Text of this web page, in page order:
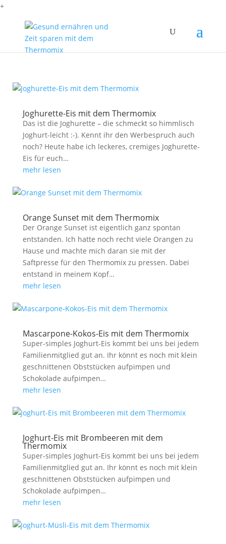
+
Joghurette-Eis mit dem Thermomix
Das ist die Joghurette – die schmeckt so himmlisch
Joghurt-leicht :-). Kennt ihr den Werbespruch auch
noch? Heute habe ich leckeres, cremiges Joghurette-
Eis für euch…
mehr lesen
Orange Sunset mit dem Thermomix
Der Orange Sunset ist eigentlich ganz spontan
entstanden. Ich hatte noch recht viele Orangen zu
Hause und machte mich daran sie mit der
Saftpresse für den Thermomix zu pressen. Dabei
entstand in meinem Kopf…
mehr lesen
Mascarpone-Kokos-Eis mit dem Thermomix
Super-simples Joghurt-Eis kommt bei uns bei jedem
Familienmitglied gut an. Ihr könnt es noch mit klein
geschnittenen Obststücken aufpimpen und
Schokolade aufpimpen…
mehr lesen
Joghurt-Eis mit Brombeeren mit dem
Thermomix
Super-simples Joghurt-Eis kommt bei uns bei jedem
Familienmitglied gut an. Ihr könnt es noch mit klein
geschnittenen Obststücken aufpimpen und
Schokolade aufpimpen…
mehr lesen